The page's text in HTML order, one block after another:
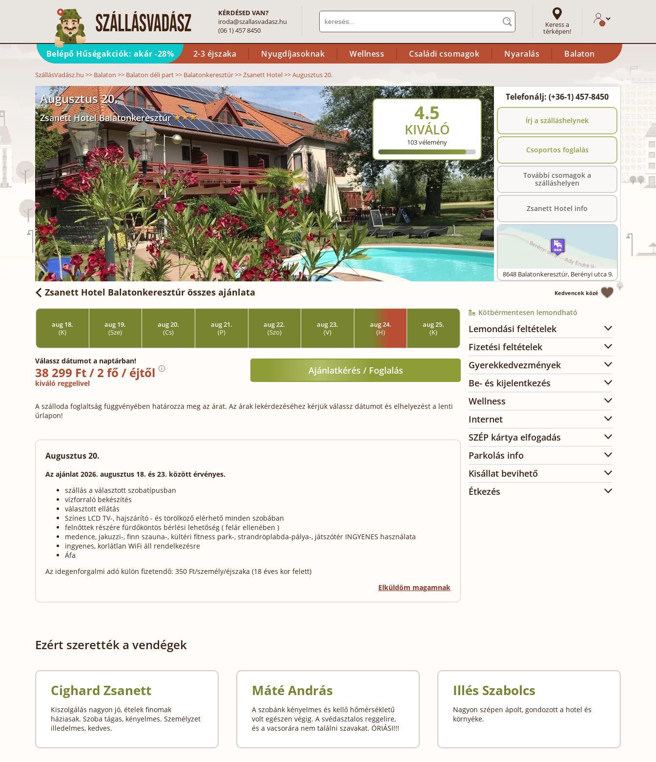
KÉRDÉSED VAN?
iroda@szallasvadasz.hu
(06 1) 457 8450
Keress a
térképen!
Belépő Hűségakciók: akár -28% 2-3 éjszaka Nyugdíjasoknak Wellness Családi csomagok Nyaralás Balaton
SzállásVadász.hu >> Balaton >> Balaton déli part>> Balatonkeresztúr>>Zsanett Hotel>>Augusztus 20.
Augusztus 20.
Zsanett Hotel Balatonkeresztúr 4.5
KIVÁLÓ
103vélemény
Telefonálj: (+36-1) 457-8450
Írj a szálláshelynek
Csoportos foglalás
További csomagok a
szálláshelyen
Zsanett Hotel info
8648 Balatonkeresztúr, Berényi utca 9.
Zsanett Hotel Balatonkeresztúr összes ajánlata Kedvencek közé
aug 18.
(K)
aug 19.
(Sze)
aug 20.
(Cs)
aug 21.
(P)
aug 22.
(Szo)
aug 23.
(V)
aug 24.
(H)
aug 25.
(K)
Válassz dátumot a naptárban!
38 299 Ft / 2 fő / éjtől
kiváló reggelivel
Ajánlatkérés / Foglalás
A szálloda foglaltság függvényében határozza meg az árat. Az árak lekérdezéséhez kérjük válassz dátumot és elhelyezést a lenti
űrlapon!
Augusztus 20.
Az ajánlat 2026. augusztus 18. és 23. között érvényes.
szállás a választott szobatípusban
vízforraló bekészítés
választott ellátás
Színes LCD TV-, hajszárító - és törölköző elérhető minden szobában
felnőttek részére fürdőköntös bérlési lehetőség ( felár ellenében )
medence, jakuzzi-, finn szauna-, kültéri fitness park-, strandröplabda-pálya-, játszótér INGYENES használata
ingyenes, korlátlan WiFi áll rendelkezésre
Áfa
Az idegenforgalmi adó külön fizetendő: 350 Ft/személy/éjszaka (18 éves kor felett)
Elküldöm magamnak
Kötbérmentesen lemondható
Lemondási feltételek
Fizetési feltételek
Gyerekkedvezmények
Be- és kijelentkezés
Wellness
Internet
SZÉP kártya elfogadás
Parkolás info
Kisállat bevihető
Étkezés
Ezért szerették a vendégek
Cighard Zsanett
Kiszolgálás nagyon jó, ételek finomak
háziasak. Szoba tágas, kényelmes. Személyzet
illedelmes, kedves.
Máté András
A szobánk kényelmes és kellő hőmérsékletű
volt egészen végig. A svédasztalos reggelire,
és a vacsorára nem találni szavakat. ÓRIÁSI!!!
Illés Szabolcs
Nagyon szépen ápolt, gondozott a hotel és
környéke.